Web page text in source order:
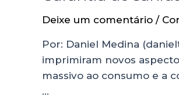
Deixe um comentário /
Por: Daniel Medina
imprimiram novos
massivo ao consumo e a
…